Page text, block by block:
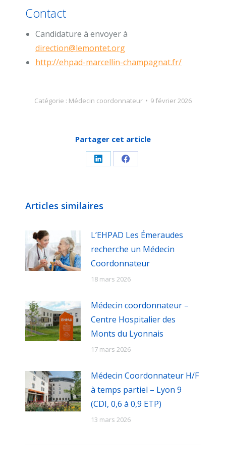
Contact
Candidature à envoyer à
direction@lemontet.org
http://ehpad-marcellin-champagnat.fr/
Catégorie : Médecin coordonnateur 9 février 2026
Partager cet article
PartagerPartager
Articles similaires
L’EHPAD Les Émeraudes
recherche un Médecin
Coordonnateur
18 mars 2026
Médecin coordonnateur –
Centre Hospitalier des
Monts du Lyonnais
17 mars 2026
Médecin Coordonnateur H/F
à temps partiel – Lyon 9
(CDI, 0,6 à 0,9 ETP)
13 mars 2026